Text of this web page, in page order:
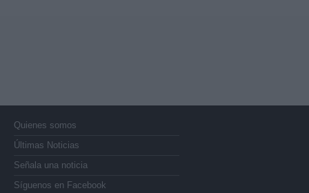
Quienes somos
Últimas Noticias
Señala una noticia
Síguenos en Facebook